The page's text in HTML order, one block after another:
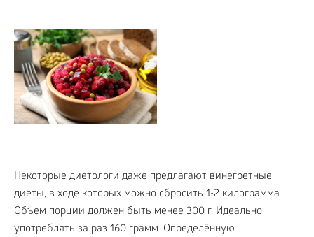
Некоторые диетологи даже предлагают винегретные
диеты, в ходе которых можно сбросить 1-2 килограмма.
Объем порции должен быть менее 300 г. Идеально
употреблять за раз 160 грамм. Определённую